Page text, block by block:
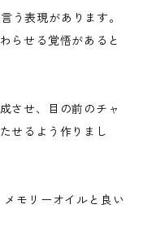
う表現があります。
らせる覚悟があると
させ、目の前のチャ
せるよう作りまし
モリーオイルと良い